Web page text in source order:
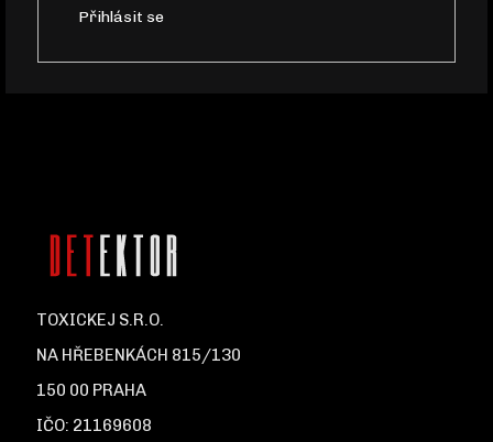
Přihlásit se
TOXICKEJ S.R.O.
NA HŘEBENKÁCH 815/130
150 00 PRAHA
IČO: 21169608